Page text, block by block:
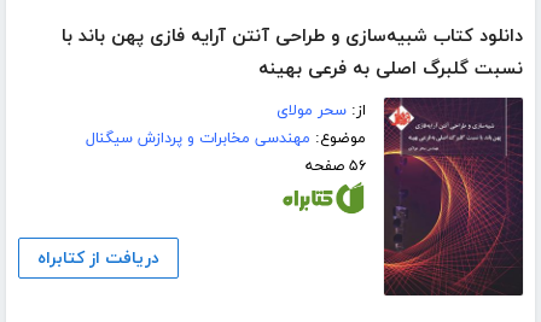
دانلود کتاب شبیه‌سازی و طراحی آنتن آرایه فازی پهن باند با
نسبت گلبرگ اصلی به فرعی بهینه
از:سحر مولای
موضوع: مهندسی مخابرات و پردازش سیگنال
۵۶ صفحه
دریافت از کتابراه